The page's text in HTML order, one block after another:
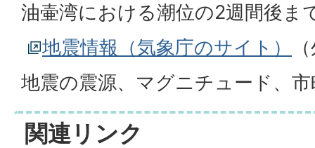
油壷湾における潮位の2週間後ま
地震情報（気象庁のサイト）
地震の震源、マグニチュード、
関連リンク